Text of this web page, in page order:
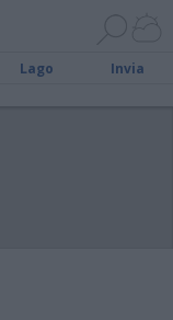
Lago Invia